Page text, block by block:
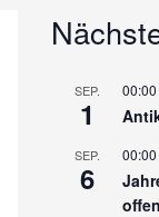
SEP.
1
00:00
SEP.
6
00:00